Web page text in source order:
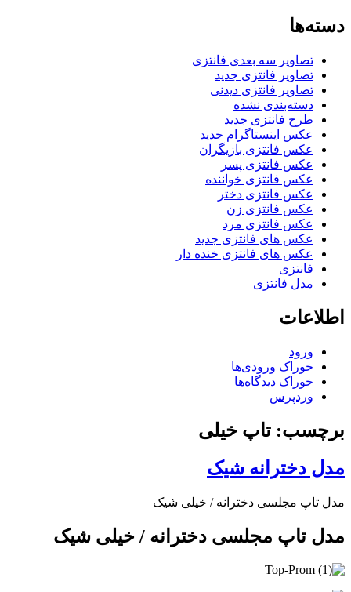
دسته‌ها
تصاویر سه بعدی فانتزی
تصاویر فانتزی جدید
تصاویر فانتزی دیدنی
دسته‌بندی نشده
طرح فانتزی جدید
عکس اینستاگرام جدید
عکس فانتزی بازیگران
عکس فانتزی پسر
عکس فانتزی خواننده
عکس فانتزی دختر
عکس فانتزی زن
عکس فانتزی مرد
عکس های فانتزی جدید
عکس های فانتزی خنده دار
فانتزی
مدل فانتزی
اطلاعات
ورود
خوراک ورودی‌ها
خوراک دیدگاه‌ها
وردپرس
برچسب: تاپ خیلی
مدل دخترانه شیک
مدل تاپ مجلسی دخترانه / خیلی شیک
مدل تاپ مجلسی دخترانه / خیلی شیک